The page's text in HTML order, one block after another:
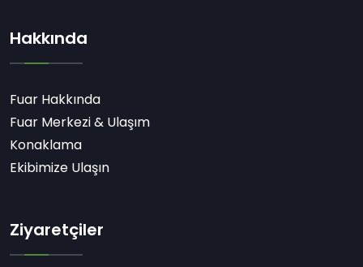
Hakkında
Fuar Hakkında
Fuar Merkezi & Ulaşım
Konaklama
Ekibimize Ulaşın
Ziyaretçiler